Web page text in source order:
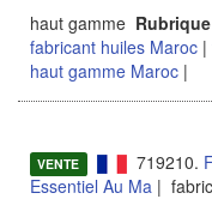
haut gamme
fabricant huiles Maroc |
haut gamme Maroc |
VENTE 719210.
Essentiel Au Ma |